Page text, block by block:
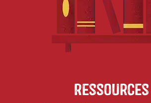
Ressources